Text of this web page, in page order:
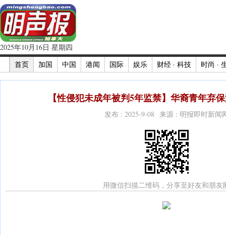
2025年10月16日 星期四
首页
加国 中国 港闻 国际 娱乐 财经 · 科技 时尚 ·
【性侵犯未成年被判5年监禁】华裔青年弃
发布 : 2025-9-08 来源 : 明报即时新闻
用微信扫描二维码，分享至好友和朋友